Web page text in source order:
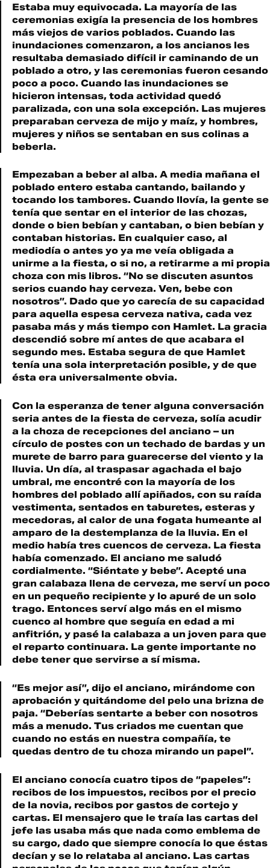
Estaba muy equivocada. La mayoría de las
ceremonias exigía la presencia de los hombres
más viejos de varios poblados. Cuando las
inundaciones comenzaron, a los ancianos les
resultaba demasiado difícil ir caminando de un
poblado a otro, y las ceremonias fueron cesando
poco a poco. Cuando las inundaciones se
hicieron intensas, toda actividad quedó
paralizada, con una sola excepción. Las mujeres
preparaban cerveza de mijo y maíz, y hombres,
mujeres y niños se sentaban en sus colinas a
beberla.
Empezaban a beber al alba. A media mañana el
poblado entero estaba cantando, bailando y
tocando los tambores. Cuando llovía, la gente se
tenía que sentar en el interior de las chozas,
donde o bien bebían y cantaban, o bien bebían y
contaban historias. En cualquier caso, al
mediodía o antes yo ya me veía obligada a
unirme a la fiesta, o si no, a retirarme a mi propia
choza con mis libros. “No se discuten asuntos
serios cuando hay cerveza. Ven, bebe con
nosotros”. Dado que yo carecía de su capacidad
para aquella espesa cerveza nativa, cada vez
pasaba más y más tiempo con Hamlet. La gracia
descendió sobre mí antes de que acabara el
segundo mes. Estaba segura de que Hamlet
tenía una sola interpretación posible, y de que
ésta era universalmente obvia.
Con la esperanza de tener alguna conversación
seria antes de la fiesta de cerveza, solía acudir
a la choza de recepciones del anciano – un
círculo de postes con un techado de bardas y un
murete de barro para guarecerse del viento y la
lluvia. Un día, al traspasar agachada el bajo
umbral, me encontré con la mayoría de los
hombres del poblado allí apiñados, con su raída
vestimenta, sentados en taburetes, esteras y
mecedoras, al calor de una fogata humeante al
amparo de la destemplanza de la lluvia. En el
medio había tres cuencos de cerveza. La fiesta
había comenzado. El anciano me saludó
cordialmente. “Siéntate y bebe”. Acepté una
gran calabaza llena de cerveza, me serví un poco
en un pequeño recipiente y lo apuré de un solo
trago. Entonces serví algo más en el mismo
cuenco al hombre que seguía en edad a mi
anfitrión, y pasé la calabaza a un joven para que
el reparto continuara. La gente importante no
debe tener que servirse a sí misma.
“Es mejor así”, dijo el anciano, mirándome con
aprobación y quitándome del pelo una brizna de
paja. “Deberías sentarte a beber con nosotros
más a menudo. Tus criados me cuentan que
cuando no estás en nuestra compañía, te
quedas dentro de tu choza mirando un papel”.
El anciano conocía cuatro tipos de “papeles”:
recibos de los impuestos, recibos por el precio
de la novia, recibos por gastos de cortejo y
cartas. El mensajero que le traía las cartas del
jefe las usaba más que nada como emblema de
su cargo, dado que siempre conocía lo que éstas
decían y se lo relataba al anciano. Las cartas